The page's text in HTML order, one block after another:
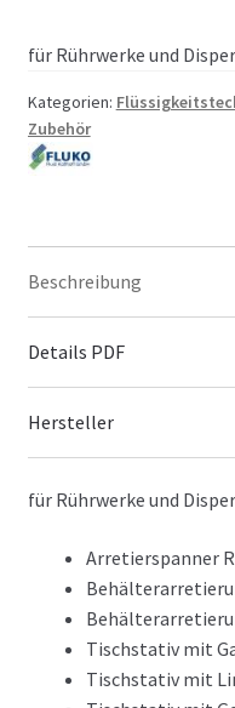
für Rührwerke und
Kategorien:
Zubehör
Beschreibung
Details PDF
Hersteller
für Rührwerke und
Arretierspanner
Tischstativ mit
Tischstativ mit